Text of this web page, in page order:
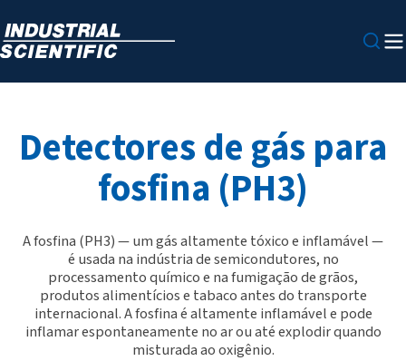
Detectores de gás para
fosfina (PH3)
A fosfina (PH3) — um gás altamente tóxico e inflamável —
é usada na indústria de semicondutores, no
processamento químico e na fumigação de grãos,
produtos alimentícios e tabaco antes do transporte
internacional. A fosfina é altamente inflamável e pode
inflamar espontaneamente no ar ou até explodir quando
misturada ao oxigênio.